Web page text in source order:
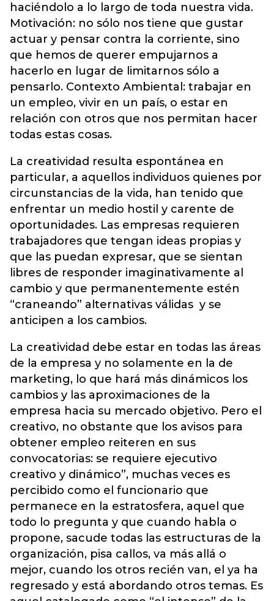
haciéndolo a lo largo de toda nuestra vida.
Motivación: no sólo nos tiene que gustar
actuar y pensar contra la corriente, sino
que hemos de querer empujarnos a
hacerlo en lugar de limitarnos sólo a
pensarlo. Contexto Ambiental: trabajar en
un empleo, vivir en un país, o estar en
relación con otros que nos permitan hacer
todas estas cosas.
La creatividad resulta espontánea en
particular, a aquellos individuos quienes por
circunstancias de la vida, han tenido que
enfrentar un medio hostil y carente de
oportunidades. Las empresas requieren
trabajadores que tengan ideas propias y
que las puedan expresar, que se sientan
libres de responder imaginativamente al
cambio y que permanentemente estén
“craneando” alternativas válidas y se
anticipen a los cambios.
La creatividad debe estar en todas las áreas
de la empresa y no solamente en la de
marketing, lo que hará más dinámicos los
cambios y las aproximaciones de la
empresa hacia su mercado objetivo. Pero el
creativo, no obstante que los avisos para
obtener empleo reiteren en sus
convocatorias: se requiere ejecutivo
creativo y dinámico”, muchas veces es
percibido como el funcionario que
permanece en la estratosfera, aquel que
todo lo pregunta y que cuando habla o
propone, sacude todas las estructuras de la
organización, pisa callos, va más allá o
mejor, cuando los otros recién van, el ya ha
regresado y está abordando otros temas. Es